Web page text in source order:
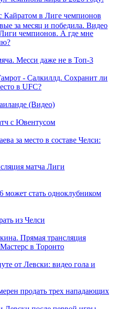
за месяц и победила. Видео
Кайратом в Лиге чемпионов
чемпионов. А где мне
Месси даже не в Топ-3
- Салкиллд. Сохранит ли
в UFC?
(Видео)
с Ювентусом
за место в составе Челси:
матча Лиги
стать одноклубником
из Челси
Прямая трансляция
в Торонто
от Левски: видео гола и
продать трех нападающих